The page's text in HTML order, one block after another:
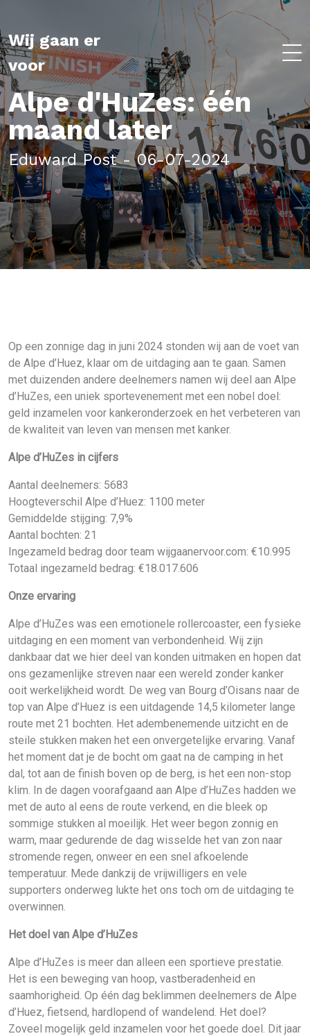
Wij gaan er
voor
Alpe d'HuZes: één
maand later
Eduward Post - 06-07-2024
Op een zonnige dag in juni 2024 stonden wij aan de voet van
de Alpe d’Huez, klaar om de uitdaging aan te gaan. Samen
met duizenden andere deelnemers namen wij deel aan Alpe
d’HuZes, een uniek sportevenement met een nobel doel:
geld inzamelen voor kankeronderzoek en het verbeteren van
de kwaliteit van leven van mensen met kanker.
Alpe d’HuZes in cijfers
Aantal deelnemers: 5683
Hoogteverschil Alpe d’Huez: 1100 meter
Gemiddelde stijging: 7,9%
Aantal bochten: 21
Ingezameld bedrag door team wijgaanervoor.com: €10.995
Totaal ingezameld bedrag: €18.017.606
Onze ervaring
Alpe d’HuZes was een emotionele rollercoaster, een fysieke
uitdaging en een moment van verbondenheid. Wij zijn
dankbaar dat we hier deel van konden uitmaken en hopen dat
ons gezamenlijke streven naar een wereld zonder kanker
ooit werkelijkheid wordt. De weg van Bourg d’Oisans naar de
top van Alpe d’Huez is een uitdagende 14,5 kilometer lange
route met 21 bochten. Het adembenemende uitzicht en de
steile stukken maken het een onvergetelijke ervaring. Vanaf
het moment dat je de bocht om gaat na de camping in het
dal, tot aan de finish boven op de berg, is het een non-stop
klim. In de dagen voorafgaand aan Alpe d’HuZes hadden we
met de auto al eens de route verkend, en die bleek op
sommige stukken al moeilijk. Het weer begon zonnig en
warm, maar gedurende de dag wisselde het van zon naar
stromende regen, onweer en een snel afkoelende
temperatuur. Mede dankzij de vrijwilligers en vele
supporters onderweg lukte het ons toch om de uitdaging te
overwinnen.
Het doel van Alpe d’HuZes
Alpe d’HuZes is meer dan alleen een sportieve prestatie.
Het is een beweging van hoop, vastberadenheid en
saamhorigheid. Op één dag beklimmen deelnemers de Alpe
d’Huez, fietsend, hardlopend of wandelend. Het doel?
Zoveel mogelijk geld inzamelen voor het goede doel. Dit jaar